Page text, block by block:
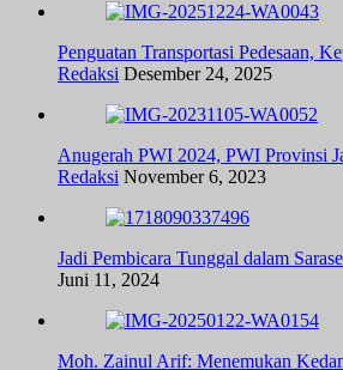
Penguatan Transportasi Pedesaan,
Redaksi Desember 24, 2025
Anugerah PWI 2024, PWI Provinsi
Redaksi November 6, 2023
Jadi Pembicara Tunggal dalam
Juni 11, 2024
Moh. Zainul Arif: Menemukan